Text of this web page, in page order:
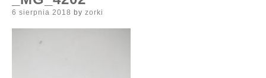
Posted
6 sierpnia 2018 by zorki